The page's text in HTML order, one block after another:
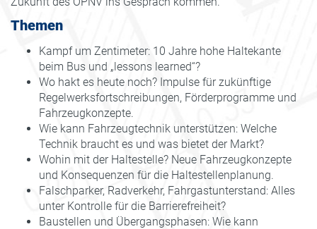
Themen
Kampf um Zentimeter: 10 Jahre hohe Haltekante
beim Bus und „lessons learned“?
Wo hakt es heute noch? Impulse für zukünftige
Regelwerksfortschreibungen, Förderprogramme und
Fahrzeugkonzepte.
Wie kann Fahrzeugtechnik unterstützen: Welche
Technik braucht es und was bietet der Markt?
Wohin mit der Haltestelle? Neue Fahrzeugkonzepte
und Konsequenzen für die Haltestellenplanung.
Falschparker, Radverkehr, Fahrgastunterstand: Alles
unter Kontrolle für die Barrierefreiheit?
Baustellen und Übergangsphasen: Wie kann